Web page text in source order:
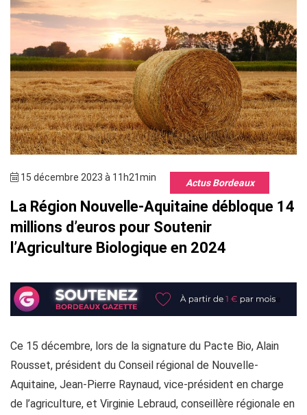
15 décembre 2023 à 11h21min Actus Bordeaux
La Région Nouvelle-Aquitaine débloque 14
millions d’euros pour Soutenir
l’Agriculture Biologique en 2024
Ce 15 décembre, lors de la signature du Pacte Bio, Alain
Rousset, président du Conseil régional de Nouvelle-
Aquitaine, Jean-Pierre Raynaud, vice-président en charge
de l’agriculture, et Virginie Lebraud, conseillère régionale en